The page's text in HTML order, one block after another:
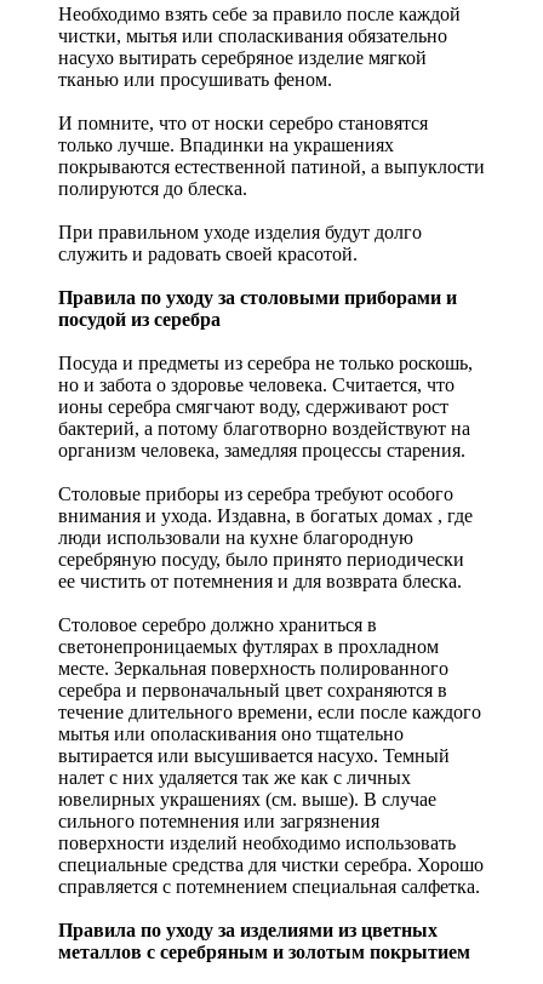
Необходимо взять себе за правило после каждой
чистки, мытья или споласкивания обязательно
насухо вытирать серебряное изделие мягкой
тканью или просушивать феном.
И помните, что от носки серебро становятся
только лучше. Впадинки на украшениях
покрываются естественной патиной, а выпуклости
полируются до блеска.
При правильном уходе изделия будут долго
служить и радовать своей красотой.
Правила по уходу за столовыми приборами и
посудой из серебра
Посуда и предметы из серебра не только роскошь,
но и забота о здоровье человека. Считается, что
ионы серебра смягчают воду, сдерживают рост
бактерий, а потому благотворно воздействуют на
организм человека, замедляя процессы старения.
Столовые приборы из серебра требуют особого
внимания и ухода. Издавна, в богатых домах , где
люди использовали на кухне благородную
серебряную посуду, было принято периодически
ее чистить от потемнения и для возврата блеска.
Столовое серебро должно храниться в
светонепроницаемых футлярах в прохладном
месте. Зеркальная поверхность полированного
серебра и первоначальный цвет сохраняются в
течение длительного времени, если после каждого
мытья или ополаскивания оно тщательно
вытирается или высушивается насухо. Темный
налет с них удаляется так же как с личных
ювелирных украшениях (см. выше). В случае
сильного потемнения или загрязнения
поверхности изделий необходимо использовать
специальные средства для чистки серебра. Хорошо
справляется с потемнением специальная салфетка.
Правила по уходу за изделиями из цветных
металлов с серебряным и золотым покрытием